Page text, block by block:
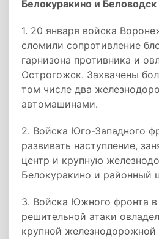
Белокуракино и Беловодск
1. 20 января войска
сломили сопротивление
гарнизона противника и
Острогожск. Захвачены
том числе два
автомашинами.
2. Войска Юго-Западного
развивать наступление,
центр и крупную
Белокуракино и районный
3. Войска Южного фронта в
решительной атаки
крупной железнодорожной